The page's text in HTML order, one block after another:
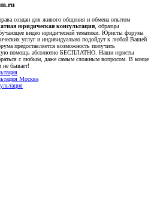
создан для живого общения и обмена опытом
юридическая консультация , образцы
видео юридической тематики. Юристы форума
услуг и индивидуально подойдут к любой Вашей
предоставляется возможность получить
помощь абсолютно БЕСПЛАТНО. Наши юристы
с любым, даже самым сложным вопросом. В конце
не бывает!
Москва